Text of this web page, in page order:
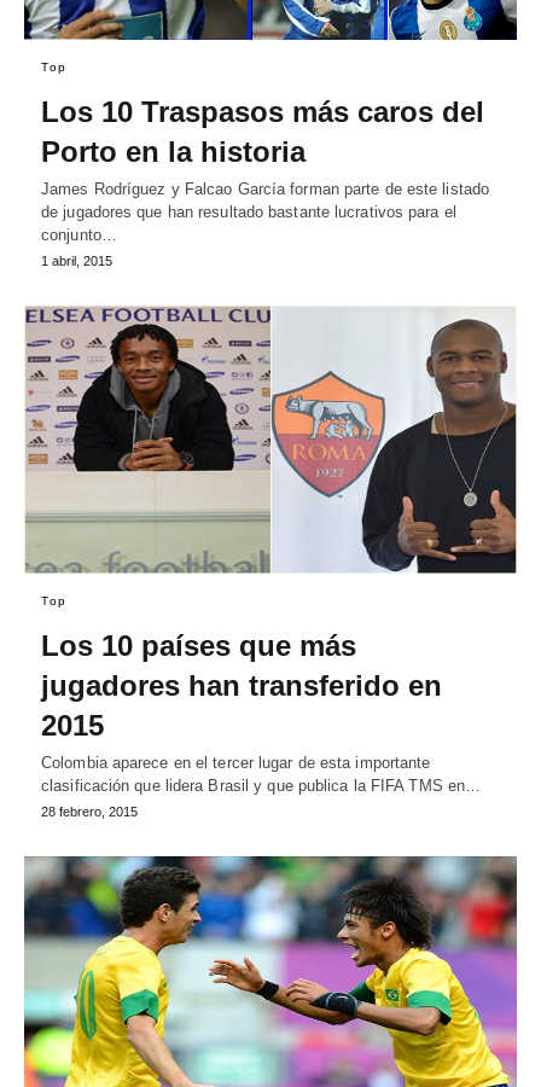
Top
Los 10 Traspasos más caros del
Porto en la historia
James Rodríguez y Falcao García forman parte de este listado
de jugadores que han resultado bastante lucrativos para el
conjunto…
1 abril, 2015
Top
Los 10 países que más
jugadores han transferido en
2015
Colombia aparece en el tercer lugar de esta importante
clasificación que lidera Brasil y que publica la FIFA TMS en…
28 febrero, 2015